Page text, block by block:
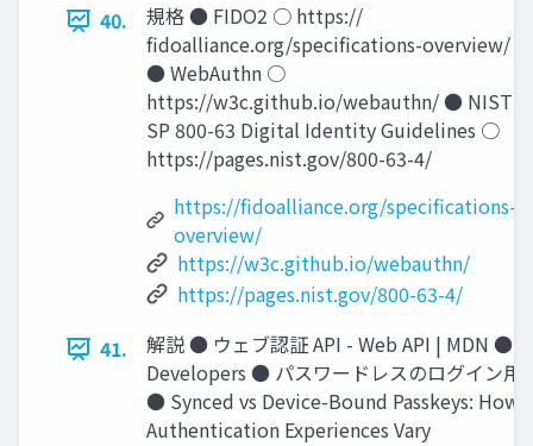
40.
規格 ● FIDO2 ○ https://
ﬁdoalliance.org/speciﬁcations-overview/
● WebAuthn ○
https://w3c.github.io/webauthn/ ● NIST
SP 800-63 Digital Identity Guidelines ○
https://pages.nist.gov/800-63-4/
https://fidoalliance.org/specifications-
overview/
https://w3c.github.io/webauthn/
https://pages.nist.gov/800-63-4/
41.
解説 ● ウェブ認証 API - Web API | MDN ●
Developers ● パスワードレスのログイン用
● Synced vs Device-Bound Passkeys: How
Authentication Experiences Vary